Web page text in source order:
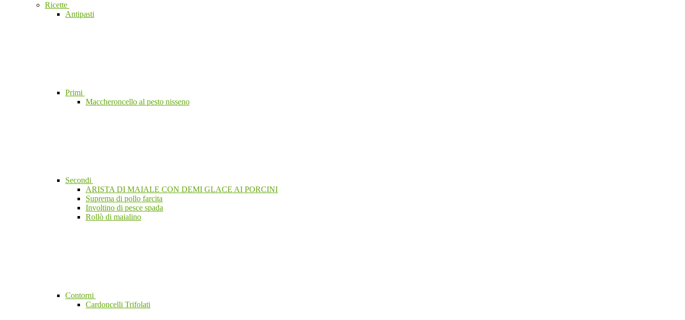
Ricette
Antipasti
Primi
Maccheroncello al pesto nisseno
Secondi
ARISTA DI MAIALE CON DEMI GLACE AI PORCINI
Suprema di pollo farcita
Involtino di pesce spada
Rollò di maialino
Contorni
Cardoncelli Trifolati